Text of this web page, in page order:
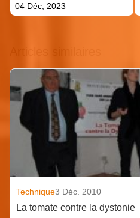
04 Déc, 2023
Technique3 Déc. 2010
La tomate contre la dystonie